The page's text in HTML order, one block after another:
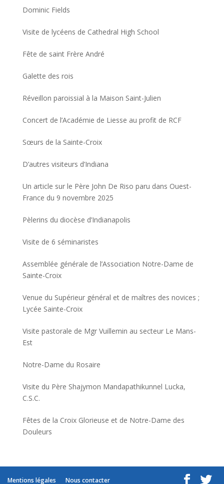
Dominic Fields
Visite de lycéens de Cathedral High School
Fête de saint Frère André
Galette des rois
Réveillon paroissial à la Maison Saint-Julien
Concert de l’Académie de Liesse au profit de RCF
Sœurs de la Sainte-Croix
D’autres visiteurs d’Indiana
Un article sur le Père John De Riso paru dans Ouest-
France du 9 novembre 2025
Pèlerins du diocèse d’Indianapolis
Visite de 6 séminaristes
Assemblée générale de l’Association Notre-Dame de
Sainte-Croix
Venue du Supérieur général et de maîtres des novices ;
Lycée Sainte-Croix
Visite pastorale de Mgr Vuillemin au secteur Le Mans-
Est
Notre-Dame du Rosaire
Visite du Père Shajymon Mandapathikunnel Lucka,
C.S.C.
Fêtes de la Croix Glorieuse et de Notre-Dame des
Douleurs
Mentions légales Nous contacter